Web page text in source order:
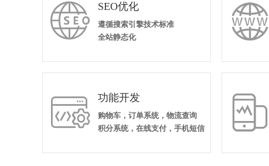
 SEO优化
遵循搜索引擎技术标准
全站静态化

 功能开发
购物车，订单系统，物流查询
积分系统，在线支付，手机短信
